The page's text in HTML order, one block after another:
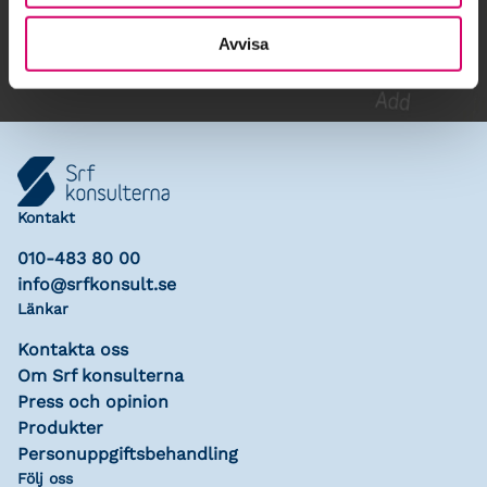
Avvisa
Lägg till i kalender
Kontakt
010-483 80 00
info@srfkonsult.se
Länkar
Kontakta oss
Om Srf konsulterna
Press och opinion
Produkter
Personuppgiftsbehandling
Följ oss